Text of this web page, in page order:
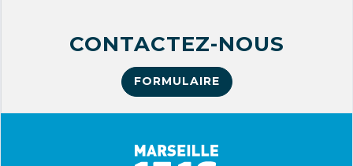
CONTACTEZ-NOUS
FORMULAIRE